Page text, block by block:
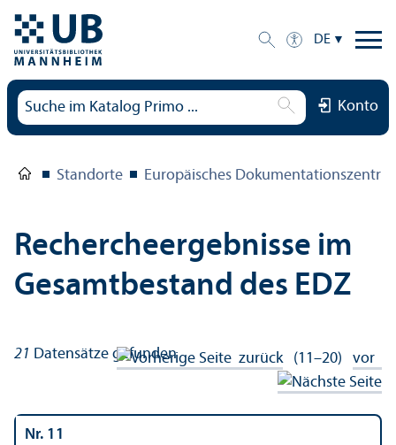
DE
Konto
Standorte Europäisches
Rechercheergebnisse im
Gesamtbestand des EDZ
21 Datensätze gefunden zurück(11–20) vor
Nr. 11